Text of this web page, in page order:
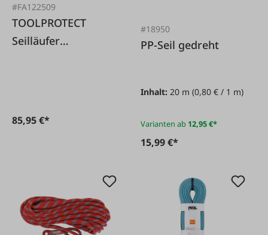
#FA122509
TOOLPROTECT
Seilläufer
85,95 €*
#18950
PP-Seil gedreht
Inhalt:20 m(0,80 € / 1 m)
Varianten ab 12,95 €*
15,99 €*